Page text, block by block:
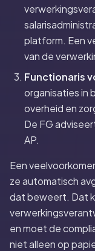
platform. Een
van de
Functionaris
organisaties in
overheid en
De FG
AP.
Een
ze automatisch
dat beweert. Dat
en moet de
niet alleen op